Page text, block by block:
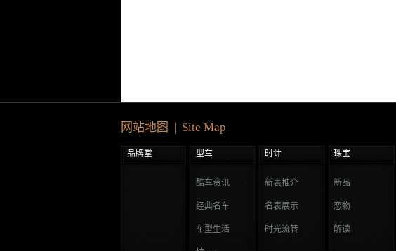
网站地图 | Site Map
品牌堂 型车 时计 珠宝
酷车资讯
经典名车
车型生活
新表推介
名表展示
时光流转
新品
恋物
解读